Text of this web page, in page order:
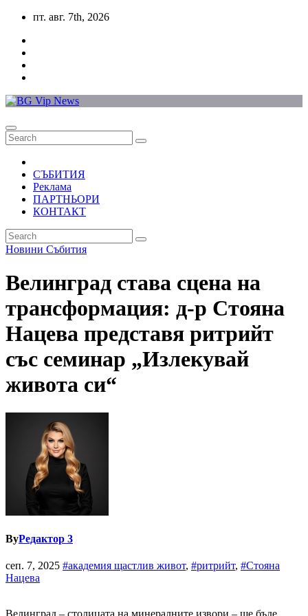
Skip
content
пт. авг. 7th, 2026
СЪБИТИЯ
Реклама
ПАРТНЬОРИ
КОНТАКТ
Новини Събития
Велинград става сцена на
трансформация: д-р Стояна
Нацева представя ритрийт
със семинар „Излекувай
живота си“
ByРедактор 3
сеп. 7, 2025 #академия щастлив живот, #ритрийт, #Стояна
Нацева